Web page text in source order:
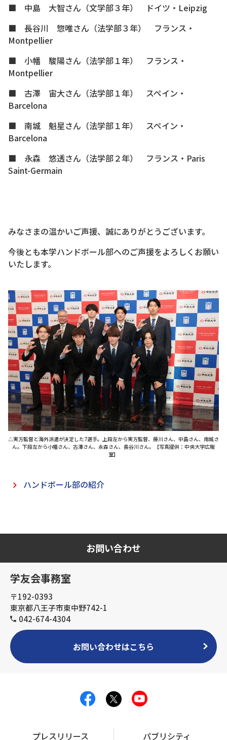
■ 中島 大智さん（文学部３年） ドイツ・Leipzig
■ 長谷川 惣唯さん（法学部３年） フランス・
Montpellier
■ 小幡 駿陽さん（法学部１年） フランス・
Montpellier
■ 古澤 宙大さん（法学部１年） スペイン・
Barcelona
■ 南城 魁星さん（法学部１年） スペイン・
Barcelona
■ 永森 悠透さん（法学部２年） フランス・Paris
Saint-Germain
みなさまの温かいご声援、誠にありがとうございます。
今後とも本学ハンドボール部へのご声援をよろしくお願い
いたします。
△実方監督と海外派遣が決定した7選手。上段左から実方監督、藤川さん、中島さん、南城さ
ん。下段左から小幡さん、古澤さん、永森さん、長谷川さん。【写真提供：中央大学広報
室】
ハンドボール部の紹介
お問い合わせ
学友会事務室
〒192-0393
東京都八王子市東中野742-1
042-674-4304
お問い合わせはこちら
プレスリリース パブリシティ